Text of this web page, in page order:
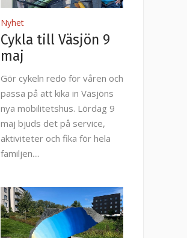
Nyhet
Cykla till Väsjön 9
maj
Gör cykeln redo för våren och
passa på att kika in Väsjöns
nya mobilitetshus. Lördag 9
maj bjuds det på service,
aktiviteter och fika för hela
familjen.